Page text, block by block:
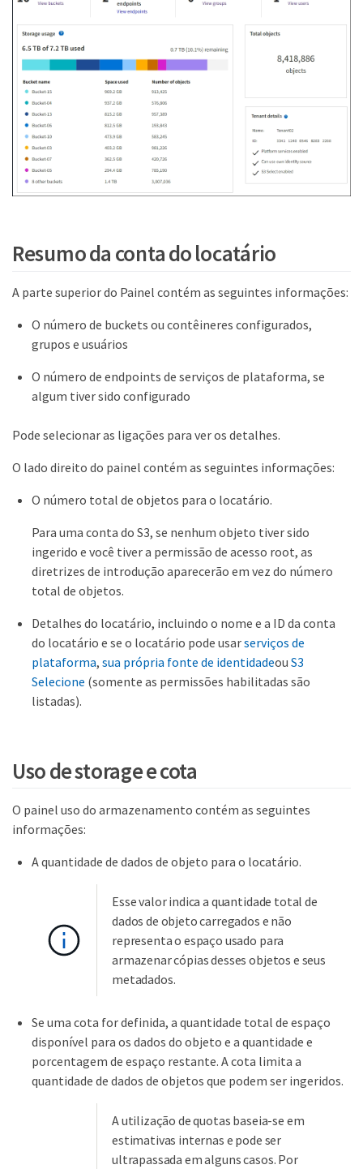
Resumo da conta do locatário
A parte superior do Painel contém as seguintes informações:
O número de buckets ou contêineres configurados,
grupos e usuários
O número de endpoints de serviços de plataforma, se
algum tiver sido configurado
Pode selecionar as ligações para ver os detalhes.
O lado direito do painel contém as seguintes informações:
O número total de objetos para o locatário.
Para uma conta do S3, se nenhum objeto tiver sido
ingerido e você tiver a permissão de acesso root, as
diretrizes de introdução aparecerão em vez do número
total de objetos.
Detalhes do locatário, incluindo o nome e a ID da conta
do locatário e se o locatário pode usarserviços de
plataforma, sua própria fonte de identidadeou S3
Selecione (somente as permissões habilitadas são
listadas).
Uso de storage e cota
O painel uso do armazenamento contém as seguintes
informações:
A quantidade de dados de objeto para o locatário.
Esse valor indica a quantidade total de
dados de objeto carregados e não
representa o espaço usado para
armazenar cópias desses objetos e seus
metadados.
Se uma cota for definida, a quantidade total de espaço
disponível para os dados do objeto e a quantidade e
porcentagem de espaço restante. A cota limita a
quantidade de dados de objetos que podem ser ingeridos.
A utilização de quotas baseia-se em
estimativas internas e pode ser
ultrapassada em alguns casos. Por